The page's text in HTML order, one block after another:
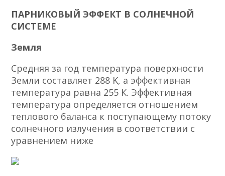
ПАРНИКОВЫЙ ЭФФЕКТ В СОЛНЕЧНОЙ
СИСТЕМЕ
Земля
Средняя за год температура поверхности
Земли составляет 288 K, а эффективная
температура равна 255 К. Эффективная
температура определяется отношением
теплового баланса к поступающему потоку
солнечного излучения в соответствии с
уравнением ниже